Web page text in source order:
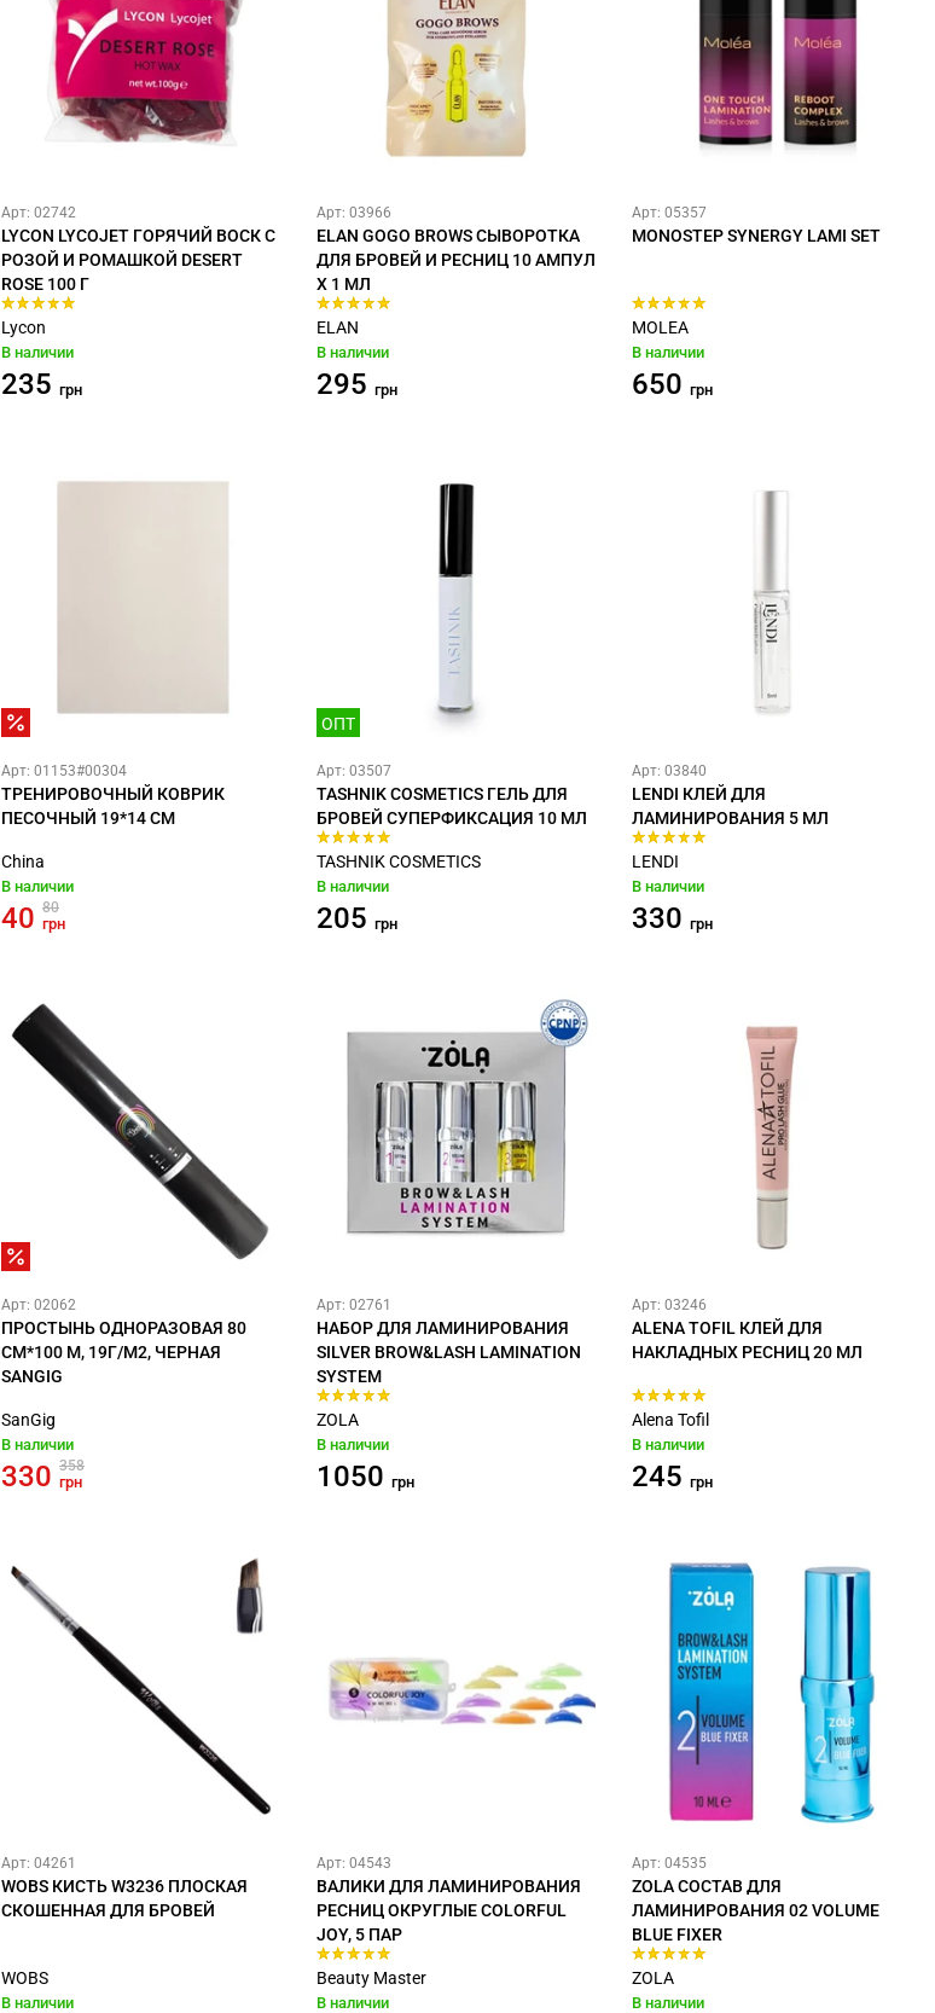
Арт: 02742
LYCON LYCOJET ГОРЯЧИЙ ВОСК С
РОЗОЙ И РОМАШКОЙ DESERT
ROSE 100 Г
Lycon
В наличии
235 грн
Арт: 03966
ELAN GOGO BROWS СЫВОРОТКА
ДЛЯ БРОВЕЙ И РЕСНИЦ 10 АМПУЛ
Х 1 МЛ
ELAN
В наличии
295 грн
Арт: 05357
MONOSTEP SYNERGY LAMI SET
MOLEA
В наличии
650 грн
Арт: 01153#00304
ТРЕНИРОВОЧНЫЙ КОВРИК
ПЕСОЧНЫЙ 19*14 СМ
China
В наличии
40 80
грн
ОПТ
Арт: 03507
TASHNIK COSMETICS ГЕЛЬ ДЛЯ
БРОВЕЙ СУПЕРФИКСАЦИЯ 10 МЛ
TASHNIK COSMETICS
В наличии
205 грн
Арт: 03840
LENDI КЛЕЙ ДЛЯ
ЛАМИНИРОВАНИЯ 5 МЛ
LENDI
В наличии
330 грн
Арт: 02062
ПРОСТЫНЬ ОДНОРАЗОВАЯ 80
СМ*100 М, 19Г/М2, ЧЕРНАЯ
SANGIG
SanGig
В наличии
330 358
грн
Арт: 02761
НАБОР ДЛЯ ЛАМИНИРОВАНИЯ
SILVER BROW&LASH LAMINATION
SYSTEM
ZOLA
В наличии
1050 грн
Арт: 03246
ALENA TOFIL КЛЕЙ ДЛЯ
НАКЛАДНЫХ РЕСНИЦ 20 МЛ
Alena Tofil
В наличии
245 грн
Арт: 04261
WOBS КИСТЬ W3236 ПЛОСКАЯ
СКОШЕННАЯ ДЛЯ БРОВЕЙ
WOBS
В наличии
Арт: 04543
ВАЛИКИ ДЛЯ ЛАМИНИРОВАНИЯ
РЕСНИЦ ОКРУГЛЫЕ COLORFUL
JOY, 5 ПАР
Beauty Master
В наличии
Арт: 04535
ZOLA СОСТАВ ДЛЯ
ЛАМИНИРОВАНИЯ 02 VOLUME
BLUE FIXER
ZOLA
В наличии